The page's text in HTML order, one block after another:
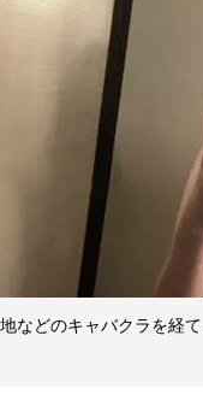
などのキャバクラを経